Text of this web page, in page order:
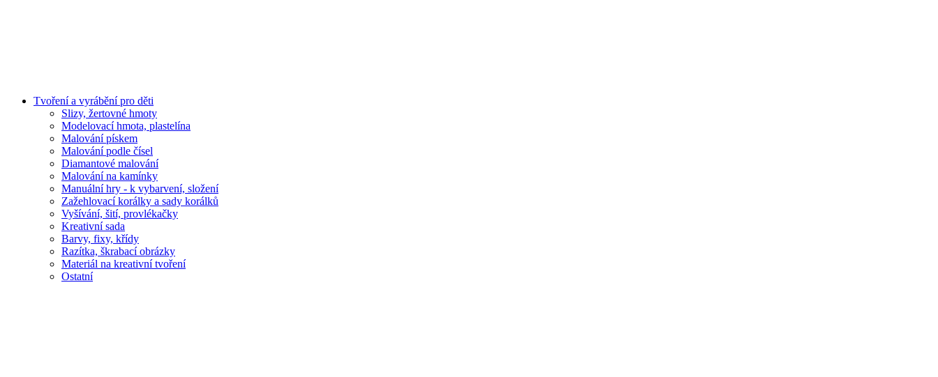
Tvoření a vyrábění pro děti
Slizy, žertovné hmoty
Modelovací hmota, plastelína
Malování pískem
Malování podle čísel
Diamantové malování
Malování na kamínky
Manuální hry - k vybarvení, složení
Zažehlovací korálky a sady korálků
Vyšívání, šití, provlékačky
Kreativní sada
Barvy, fixy, křídy
Razítka, škrabací obrázky
Materiál na kreativní tvoření
Ostatní